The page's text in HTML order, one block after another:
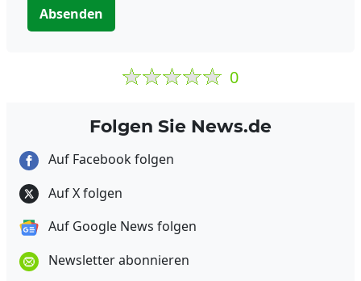
Absenden
0
Folgen Sie News.de
Auf Facebook folgen
Auf X folgen
Auf Google News folgen
Newsletter abonnieren